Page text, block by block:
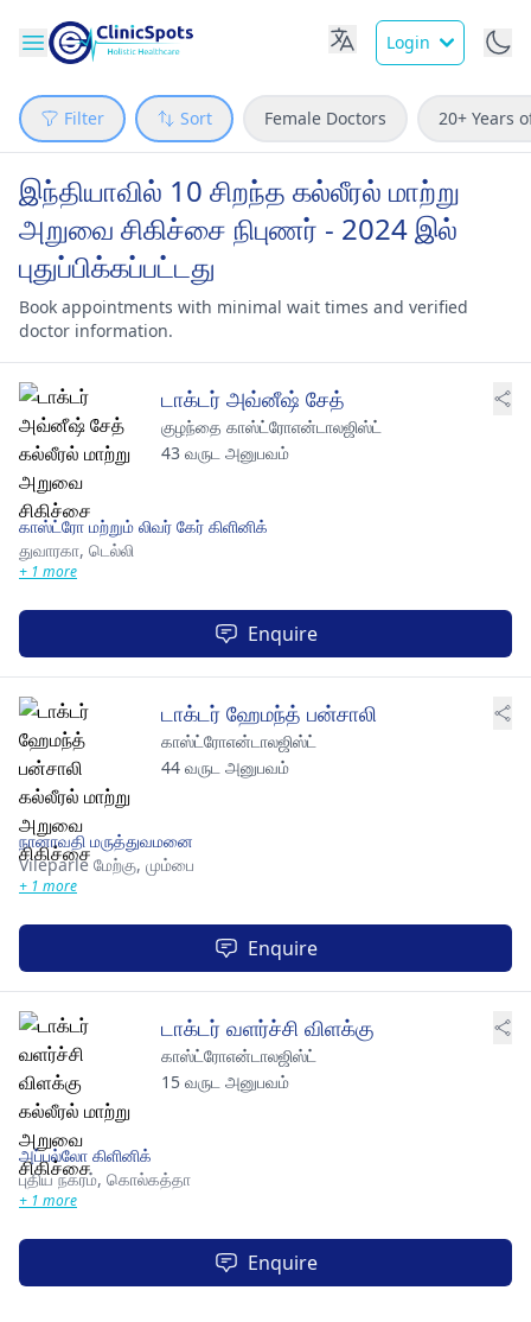
Login
Filter Sort Female Doctors 20+ Years
இந்தியாவில் 10 சிறந்த கல்லீரல் மாற்று
அறுவை சிகிச்சை நிபுணர் - 2024 இல்
புதுப்பிக்கப்பட்டது
Book appointments with minimal wait times and verified
doctor information.
டாக்டர் அவ்னீஷ் சேத்
குழந்தை காஸ்ட்ரோஎன்டாலஜிஸ்ட்
43 வருட அனுபவம்
காஸ்ட்ரோ மற்றும் லிவர் கேர் கிளினிக்
துவாரகா, டெல்லி
+ 1 more
Enquire
டாக்டர் ஹேமந்த் பன்சாலி
காஸ்ட்ரோஎன்டாலஜிஸ்ட்
44 வருட அனுபவம்
நானாவதி மருத்துவமனை
Vileparle மேற்கு, மும்பை
+ 1 more
Enquire
டாக்டர் வளர்ச்சி விளக்கு
காஸ்ட்ரோஎன்டாலஜிஸ்ட்
15 வருட அனுபவம்
அப்பல்லோ கிளினிக்
புதிய நகரம், கொல்கத்தா
+ 1 more
Enquire